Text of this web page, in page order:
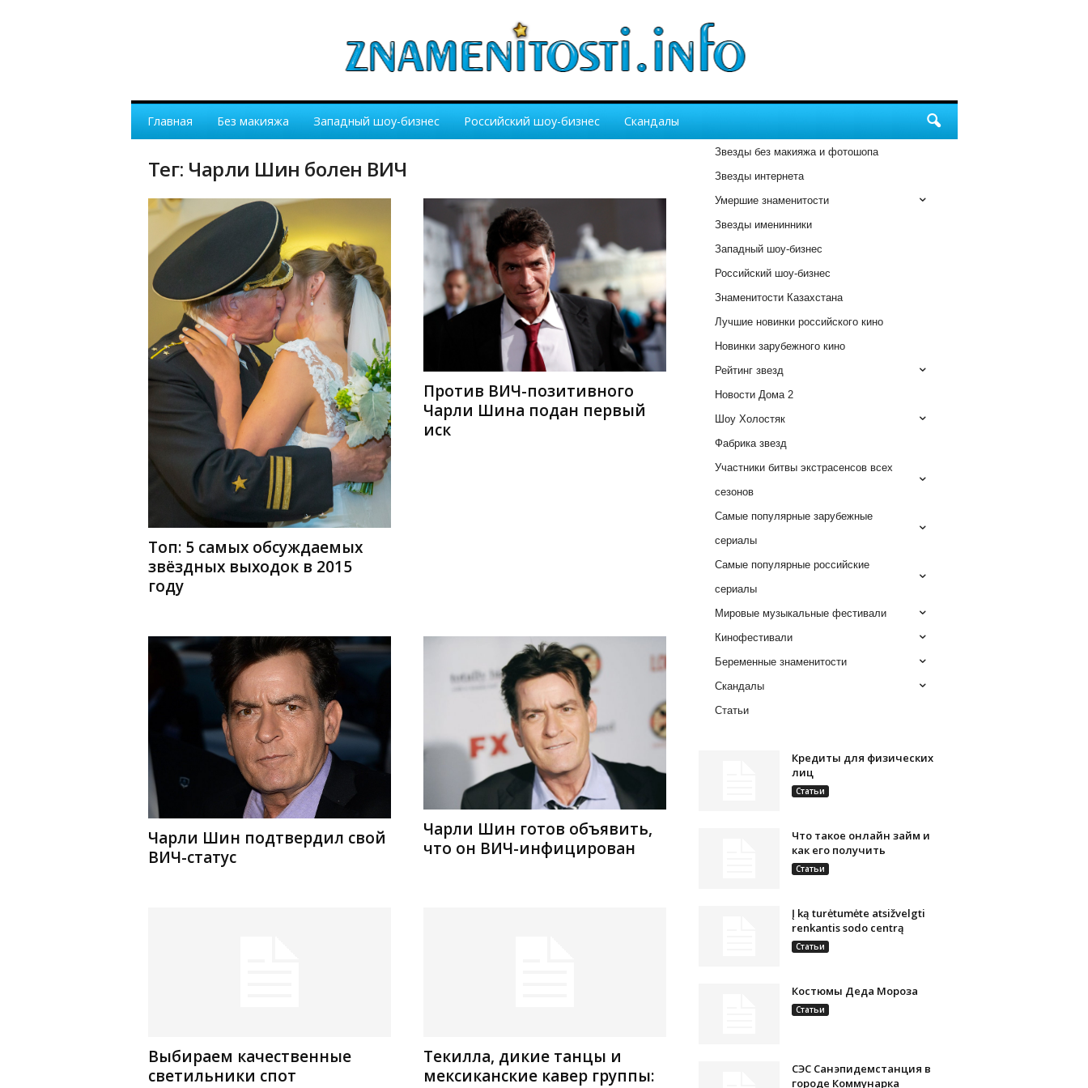
Главная Без макияжа Западный шоу-бизнес Российский шоу-бизнес Скандалы
Тег: Чарли Шин болен ВИЧ
Топ: 5 самых обсуждаемых
звёздных выходок в 2015
году
Против ВИЧ-позитивного
Чарли Шина подан первый
иск
Чарли Шин подтвердил свой
ВИЧ-статус
Чарли Шин готов объявить,
что он ВИЧ-инфицирован
Выбираем качественные
светильники спот
Текилла, дикие танцы и
мексиканские кавер группы:
Звезды без макияжа и фотошопа
Звезды интернета
Умершие знаменитости
Звезды именинники
Западный шоу-бизнес
Российский шоу-бизнес
Знаменитости Казахстана
Лучшие новинки российского кино
Новинки зарубежного кино
Рейтинг звезд
Новости Дома 2
Шоу Холостяк
Фабрика звезд
Участники битвы экстрасенсов всех
сезонов
Самые популярные зарубежные
сериалы
Самые популярные российские
сериалы
Мировые музыкальные фестивали
Кинофестивали
Беременные знаменитости
Скандалы
Статьи
Кредиты для физических
лиц
Статьи
Что такое онлайн займ и
как его получить
Статьи
Į ką turėtumėte atsižvelgti
renkantis sodo centrą
Статьи
Костюмы Деда Мороза
Статьи
СЭС Санэпидемстанция в
городе Коммунарка